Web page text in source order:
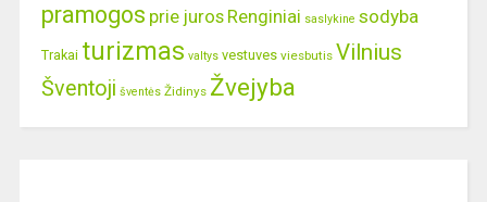
pramogos prie juros Renginiai saslykine sodyba
Trakai turizmas valtys vestuves viesbutis Vilnius
Šventoji šventės Židinys Žvejyba